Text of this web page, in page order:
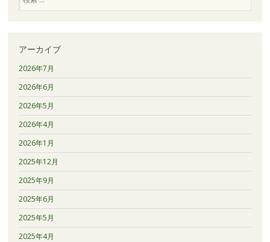
索
アーカイブ
2026年7月
2026年6月
2026年5月
2026年4月
2026年1月
2025年12月
2025年9月
2025年6月
2025年5月
2025年4月